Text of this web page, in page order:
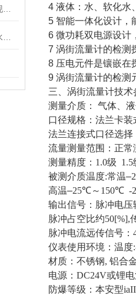
4 液体：水、软化水
5 智能一体化设计，
6 微功耗双电源设计
7 涡街流量计的检测
8 压电元件是镶嵌在
9 涡街流量计的检测
三、涡街流量计技术
测量介质： 气体、
口径规格：法兰卡
法兰连接式口径选择
流量测量范围：正
测量精度： 1.0级 1.5
被测介质温度:常温–
高温–25℃～ 150℃ -
输出信号：脉冲电
脉冲占空比约50[%],
脉冲电流远传信号：
仪表使用环境：温度
材质：不锈钢, 铝合
电源： DC24V或锂
防爆等级：本安型